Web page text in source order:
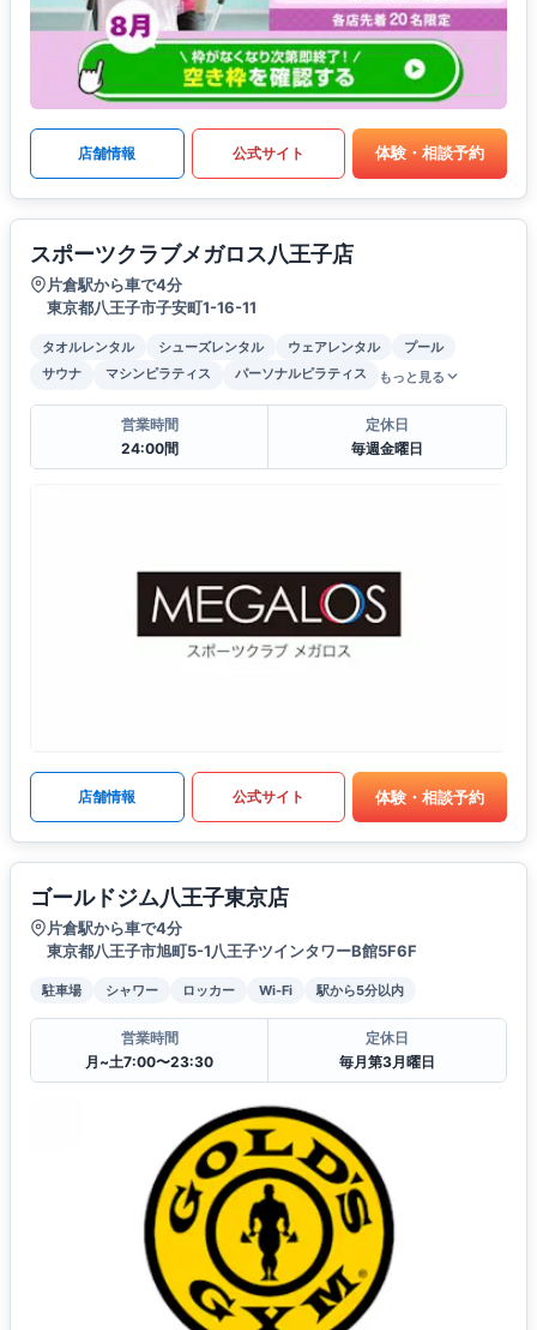
店舗情報 公式サイト 体験・相談予約
スポーツクラブメガロス八王子店
片倉駅から車で4分
東京都八王子市子安町1-16-11
タオルレンタル シューズレンタル ウェアレンタル
プール
サウナ
マシンピラティス パーソナルピラティス もっと見る
営業時間
24:00間
定休日
毎週金曜日
店舗情報 公式サイト 体験・相談予約
ゴールドジム八王子東京店
片倉駅から車で4分
東京都八王子市旭町5-1八王子ツインタワーB館5F6F
駐車場 シャワー ロッカー Wi-Fi 駅から5分以内
営業時間
月~土7:00〜23:30
定休日
毎月第3月曜日